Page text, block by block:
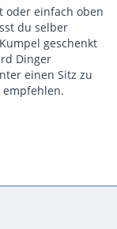
oder einfach oben
du selber
geschenkt
Dinger
einen Sitz zu